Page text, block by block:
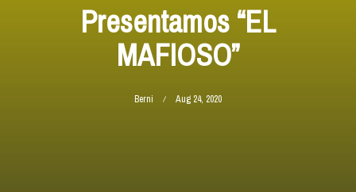
Presentamos “EL
MAFIOSO”
Berni Aug 24, 2020